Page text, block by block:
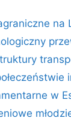
na
w